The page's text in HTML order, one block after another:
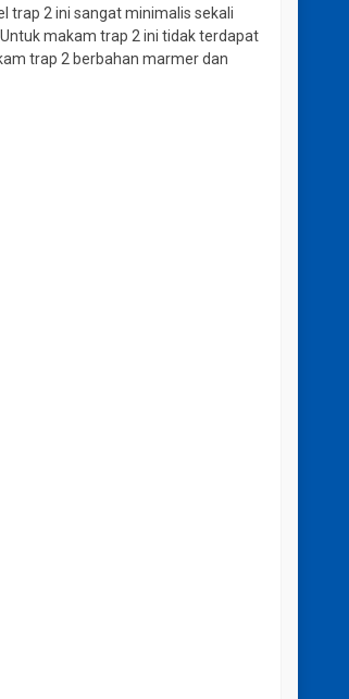
trap 2 ini sangat minimalis sekali
makam trap 2 ini tidak terdapat
trap 2 berbahan marmer dan